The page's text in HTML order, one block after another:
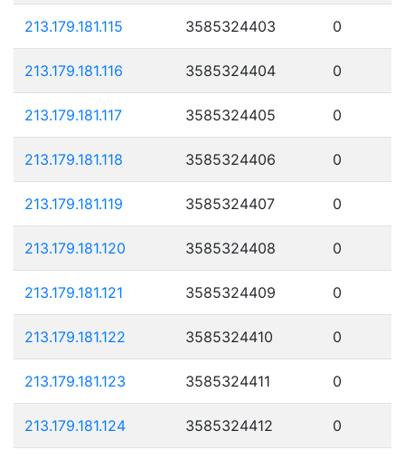
213.179.181.115 3585324403 0
213.179.181.116 3585324404 0
213.179.181.117 3585324405 0
213.179.181.118 3585324406 0
213.179.181.119 3585324407 0
213.179.181.120 3585324408 0
213.179.181.121 3585324409 0
213.179.181.122 3585324410 0
213.179.181.123 3585324411 0
213.179.181.124 3585324412 0